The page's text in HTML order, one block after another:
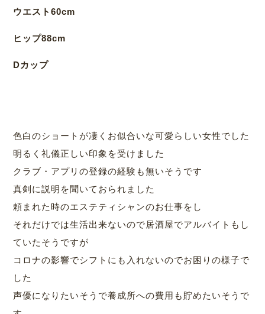
ウエスト60cm
ヒップ88cm
Dカップ
色白のショートが凄くお似合いな可愛らしい女性でした
明るく礼儀正しい印象を受けました
クラブ・アプリの登録の経験も無いそうです
真剣に説明を聞いておられました
頼まれた時のエステティシャンのお仕事をし
それだけでは生活出来ないので居酒屋でアルバイトもし
ていたそうですが
コロナの影響でシフトにも入れないのでお困りの様子で
した
声優になりたいそうで養成所への費用も貯めたいそうで